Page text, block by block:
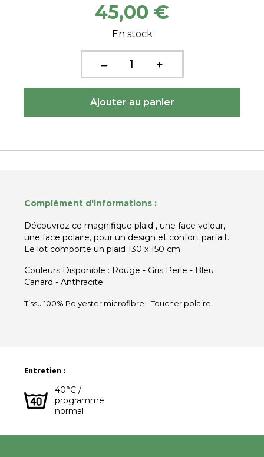
45,00 €
En stock
Complément d'informations :
Découvrez ce magnifique plaid , une face velour,
une face polaire, pour un design et confort parfait.
Le lot comporte un plaid 130 x 150 cm
Couleurs Disponible : Rouge - Gris Perle - Bleu
Canard - Anthracite
Tissu 100% Polyester microfibre - Toucher polaire
Entretien :
40°C /
programme
normal